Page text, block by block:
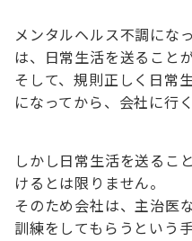
メンタルヘルス不調にな
は、日常生活を送ること
そして、規則正しく日常
になってから、会社に行
しかし日常生活を送るこ
けるとは限りません。
そのため会社は、主治医
訓練をしてもらうという